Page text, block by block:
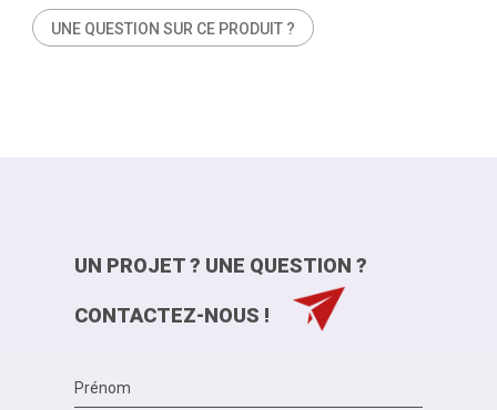
UNE QUESTION SUR CE PRODUIT ?
UN PROJET ? UNE QUESTION ?
CONTACTEZ-NOUS !